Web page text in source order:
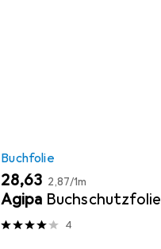
Buchfolie
EUR
28,63 EUR
2,87/1m
Agipa Buchschutzfolie
4